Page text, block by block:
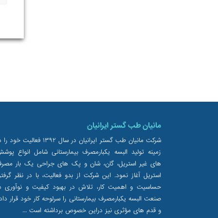
مانیان طب گستر ایرانیان
شرکت مانیان طب گستر ایرانیان در سال ۱۳۹۲ فعالیت خود
زمینه تولید البسه یکبارمصرف بیمارستانی شامل انواع
های غیر استریل، گان، شان و پک های جراحی یک بار
استریل آغاز نمود. این شرکت از بدو فعالیت، با در نظر
حساسیت و اهمیت کار، تلاش در بهبود کیفیت و نوآوری
صنعت البسه یکبارمصرف بیمارستانی را سرلوحه کار خود قرار
و قدم های مؤثری نیز دراین خصوص برداشته است ...